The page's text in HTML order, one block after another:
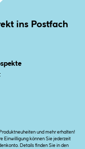
ins Postfach
und mehr erhalten!
Einwilligung können Sie jederzeit
Details finden Sie in den